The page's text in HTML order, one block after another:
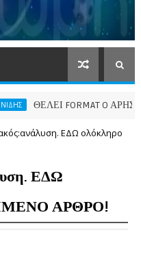
FORMAT O ΑΡΗΣ ΠΑΕ
ΕΔΩ ολόκληρο
ΕΔΩ
ΑΡΘΡΟ!